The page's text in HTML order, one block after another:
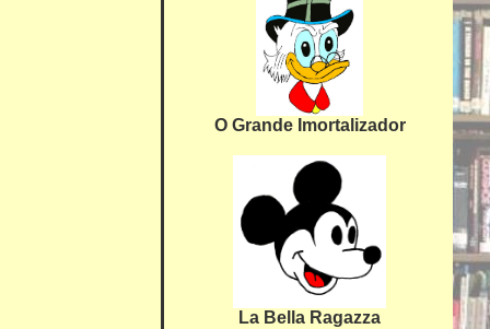
O Grande Imortalizador
La Bella Ragazza